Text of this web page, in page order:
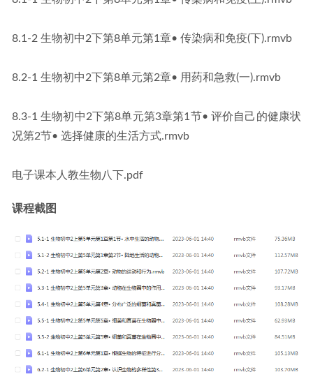
8.1-2 生物初中2下第8单元第1章• 传染病和免疫(下).rmvb
8.2-1 生物初中2下第8单元第2章• 用药和急救(一).rmvb
8.3-1 生物初中2下第8单元第3章第1节• 评价自己的健康状
况第2节• 选择健康的生活方式.rmvb
电子课本人教生物八下.pdf
课程截图